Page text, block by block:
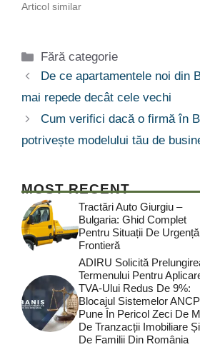
Articol similar
Categorii
Fără categorie
De ce apartamentele noi din
mai repede decât cele vechi
Cum verifici dacă o firmă în
potrivește modelului tău de
MOST RECENT
Tractări Auto Giurgiu –
Bulgaria: Ghid Complet
Pentru Situații De
Frontieră
ADIRU Solicită
Termenului Pentru
TVA-Ului Redus De 9%:
Blocajul Sistemelor ANCPI
Pune În Pericol Zeci De
De Tranzacții Imobiliare
De Familii Din România